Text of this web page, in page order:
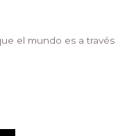
el mundo es a través